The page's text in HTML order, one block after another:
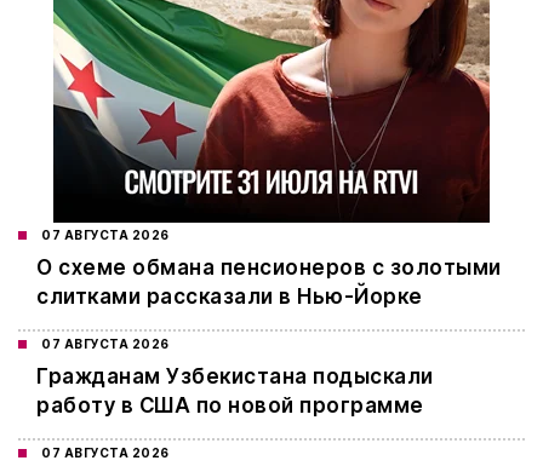
07 АВГУСТА 2026
О схеме обмана пенсионеров с золотыми
слитками рассказали в Нью-Йорке
07 АВГУСТА 2026
Гражданам Узбекистана подыскали
работу в США по новой программе
07 АВГУСТА 2026